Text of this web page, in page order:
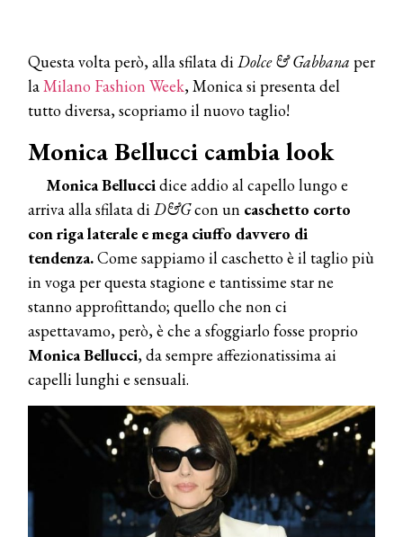
Questa volta però, alla sfilata diDolce & Gabbana per
laMilano Fashion Week, Monica si presenta del
tutto diversa, scopriamo il nuovo taglio!
Monica Bellucci cambia look
Monica Belluccidice addio al capello lungo e
arriva alla sfilata diD&Gcon un caschetto corto
con riga laterale e mega ciuffo davvero di
tendenza.Come sappiamo il caschetto è il taglio più
in voga per questa stagione e tantissime star ne
stanno approfittando; quello che non ci
aspettavamo, però, è che a sfoggiarlo fosse proprio
Monica Bellucci, da sempre affezionatissima ai
capelli lunghi e sensuali.